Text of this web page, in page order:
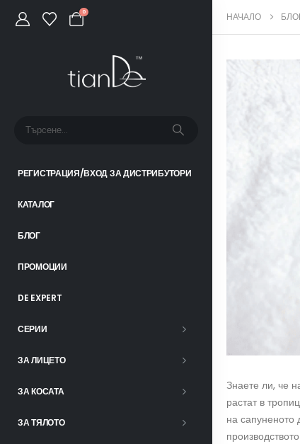
0
РЕГИСТРАЦИЯ/ВХОД ЗА ДИСТРИБУТОРИ
КАТАЛОГ
БЛОГ
ПРОМОЦИИ
DE EXPERT
СЕРИИ
ЗА ЛИЦЕТО
ЗА КОСАТА
ЗА ТЯЛОТО
НАЧАЛО
Знаете ли, че
растат в
на